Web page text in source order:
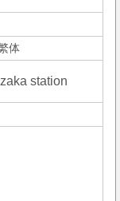
体
station